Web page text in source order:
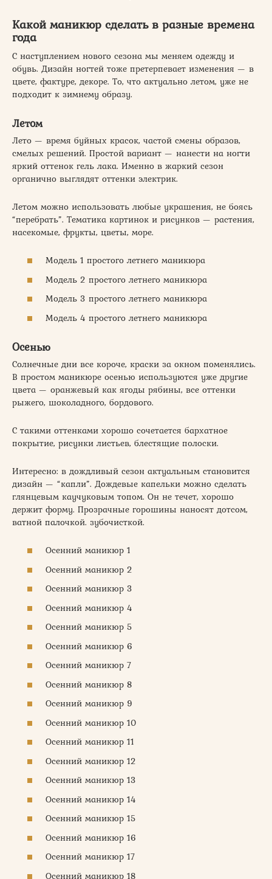
Какой маникюр сделать в разные времена
года
С наступлением нового сезона мы меняем одежду и
обувь. Дизайн ногтей тоже претерпевает изменения — в
цвете, фактуре, декоре. То, что актуально летом, уже не
подходит к зимнему образу.
Летом
Лето — время буйных красок, частой смены образов,
смелых решений. Простой вариант — нанести на ногти
яркий оттенок гель лака. Именно в жаркий сезон
органично выглядят оттенки электрик.
Летом можно использовать любые украшения, не боясь
“перебрать”. Тематика картинок и рисунков — растения,
насекомые, фрукты, цветы, море.
Модель 1 простого летнего маникюра
Модель 2 простого летнего маникюра
Модель 3 простого летнего маникюра
Модель 4 простого летнего маникюра
Осенью
Солнечные дни все короче, краски за окном поменялись.
В простом маникюре осенью используются уже другие
цвета — оранжевый как ягоды рябины, все оттенки
рыжего, шоколадного, бордового.
С такими оттенками хорошо сочетается бархатное
покрытие, рисунки листьев, блестящие полоски.
Интересно: в дождливый сезон актуальным становится
дизайн — “капли”. Дождевые капельки можно сделать
глянцевым каучуковым топом. Он не течет, хорошо
держит форму. Прозрачные горошины наносят дотсом,
ватной палочкой. зубочисткой.
Осенний маникюр 1
Осенний маникюр 2
Осенний маникюр 3
Осенний маникюр 4
Осенний маникюр 5
Осенний маникюр 6
Осенний маникюр 7
Осенний маникюр 8
Осенний маникюр 9
Осенний маникюр 10
Осенний маникюр 11
Осенний маникюр 12
Осенний маникюр 13
Осенний маникюр 14
Осенний маникюр 15
Осенний маникюр 16
Осенний маникюр 17
Осенний маникюр 18